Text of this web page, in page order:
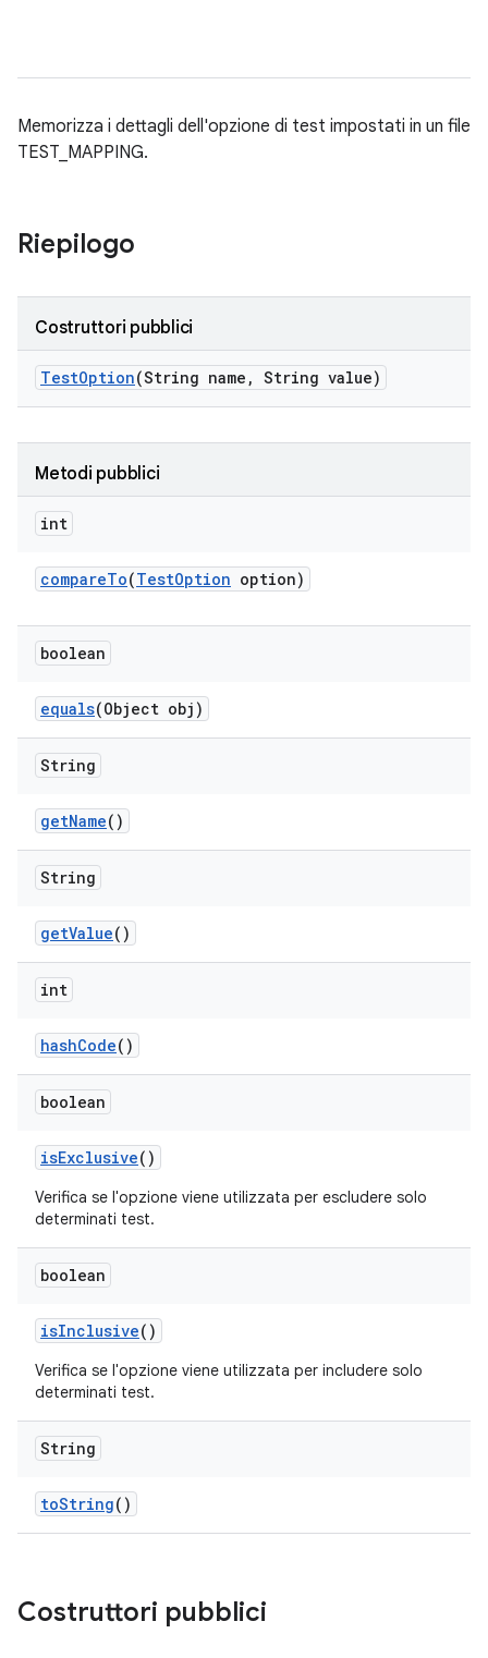
Memorizza i dettagli dell'opzione di test impostati in un file
TEST_MAPPING.
Riepilogo
Costruttori pubblici
TestOption(String name , String value)
Metodi pubblici
int
compareTo(TestOption option)
boolean
equals(Object obj)
String
getName()
String
getValue()
int
hashCode()
boolean
isExclusive()
Verifica se l'opzione viene utilizzata per escludere solo
determinati test.
boolean
isInclusive()
Verifica se l'opzione viene utilizzata per includere solo
determinati test.
String
toString()
Costruttori pubblici